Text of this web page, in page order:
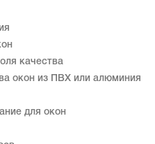
качества
окон из ПВХ или алюминия
для окон